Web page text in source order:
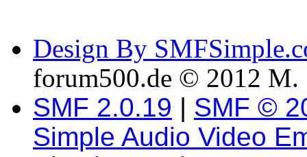
Design By
forum500.de © 2012 M.
SMF 2.0.19 | SMF ©
Simple Audio Video